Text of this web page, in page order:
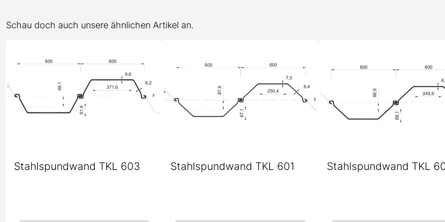
Schau doch auch unsere ähnlichen Artikel an.
Stahlspundwand TKL 603 Stahlspundwand TKL 601 Stahlspundwand TKL